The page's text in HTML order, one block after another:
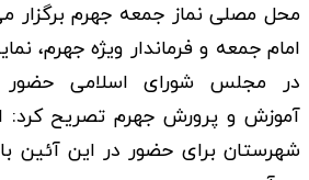
محل مصلی نماز جمعه جهرم برگزار
امام جمعه و فرماندار ویژه جهرم،
در مجلس شورای اسلامی حضور
آموزش و پرورش جهرم تصریح کرد:
شهرستان برای حضور در این آئین